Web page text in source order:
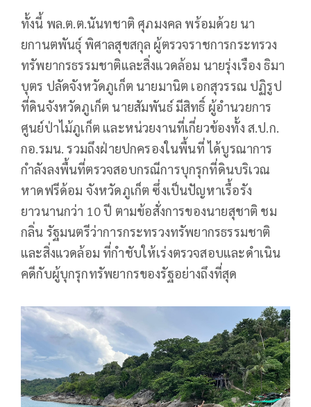
ทั้งนี้ พล.ต.ต.นันทชาติ ศุภมงคล พร้อมด้วย นา
ยกานตพันธุ์ พิศาลสุขสกุล ผู้ตรวจราชการกระทรวง
ทรัพยากรธรรมชาติและสิ่งแวดล้อม นายรุ่งเรือง ธิมา
บุตร ปลัดจังหวัดภูเก็ต นายมานิต เอกสุวรรณ ปฏิรูป
ที่ดินจังหวัดภูเก็ต นายสัมพันธ์ มีสิทธิ์ ผู้อำนวยการ
ศูนย์ป่าไม้ภูเก็ต และหน่วยงานที่เกี่ยวข้องทั้ง ส.ป.ก.
กอ.รมน. รวมถึงฝ่ายปกครองในพื้นที่ ได้บูรณาการ
กำลังลงพื้นที่ตรวจสอบกรณีการบุกรุกที่ดินบริเวณ
หาดฟรีด้อม จังหวัดภูเก็ต ซึ่งเป็นปัญหาเรื้อรัง
ยาวนานกว่า 10 ปี ตามข้อสั่งการของนายสุชาติ ชม
กลิ่น รัฐมนตรีว่าการกระทรวงทรัพยากรธรรมชาติ
และสิ่งแวดล้อม ที่กำชับให้เร่งตรวจสอบและดำเนิน
คดีกับผู้บุกรุกทรัพยากรของรัฐอย่างถึงที่สุด